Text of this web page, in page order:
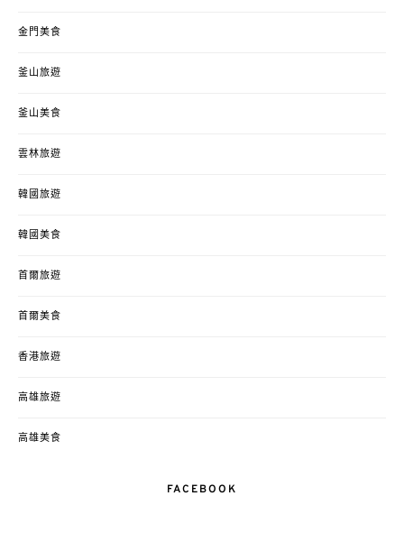
金門美食
釜山旅遊
釜山美食
雲林旅遊
韓國旅遊
韓國美食
首爾旅遊
首爾美食
香港旅遊
高雄旅遊
高雄美食
FACEBOOK